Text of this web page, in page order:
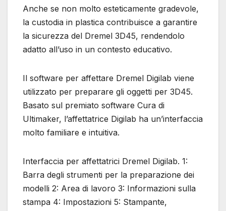
Anche se non molto esteticamente gradevole,
la custodia in plastica contribuisce a garantire
la sicurezza del Dremel 3D45, rendendolo
adatto all’uso in un contesto educativo.
Il software per affettare Dremel Digilab viene
utilizzato per preparare gli oggetti per 3D45.
Basato sul premiato software Cura di
Ultimaker, l’affettatrice Digilab ha un’interfaccia
molto familiare e intuitiva.
Interfaccia per affettatrici Dremel Digilab. 1:
Barra degli strumenti per la preparazione dei
modelli 2: Area di lavoro 3: Informazioni sulla
stampa 4: Impostazioni 5: Stampante,